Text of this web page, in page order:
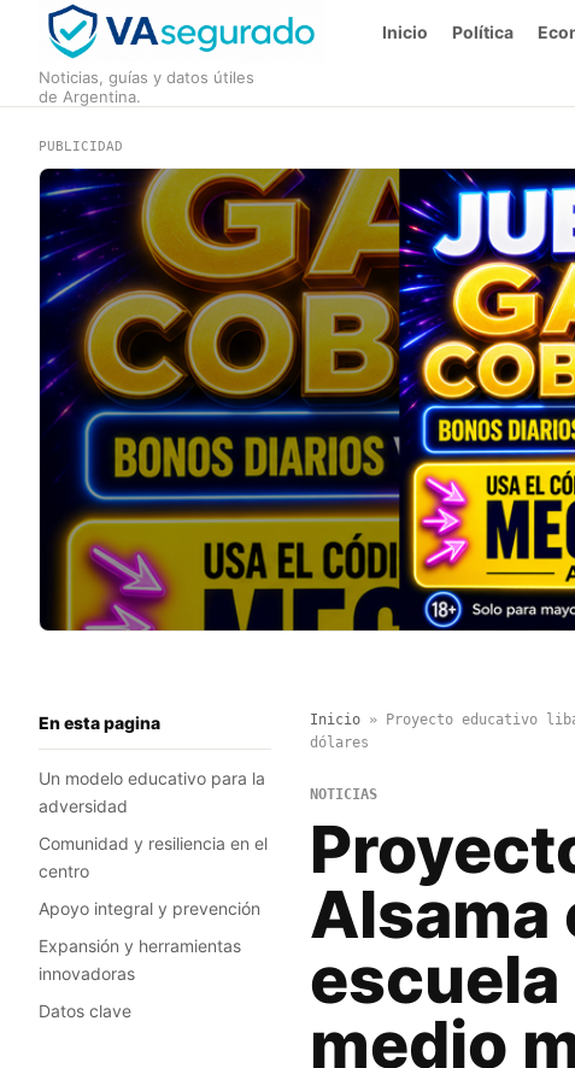
Noticias, guías y datos útiles
de Argentina.
Inicio Política
PUBLICIDAD
En esta pagina
Un modelo educativo para la
adversidad
Comunidad y resiliencia en el
centro
Apoyo integral y prevención
Expansión y herramientas
innovadoras
Datos clave
Inicio»
Proyecto educativo
dólares
NOTICIAS
Alsama
escuela
medio